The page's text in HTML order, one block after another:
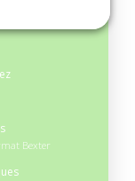
Bexter